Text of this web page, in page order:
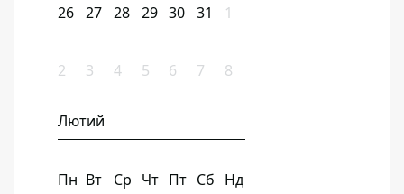
26 27 28 29 30 31 1
2 3 4 5 6 7 8
Лютий
Пн Вт Ср Чт Пт Сб Нд